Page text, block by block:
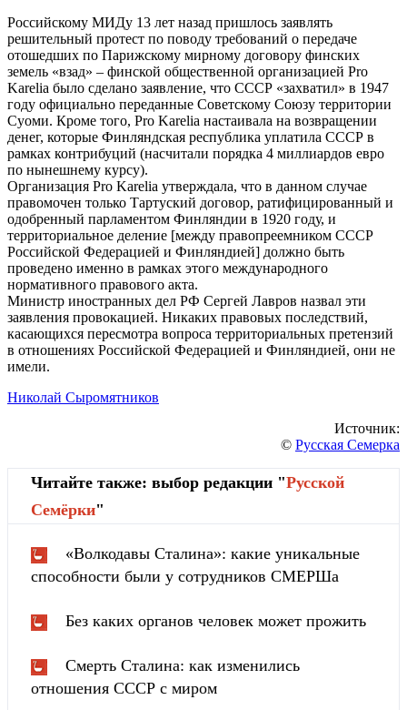
Российскому МИДу 13 лет назад пришлось заявлять
решительный протест по поводу требований о передаче
отошедших по Парижскому мирному договору финских
земель «взад» – финской общественной организацией Pro
Karelia было сделано заявление, что СССР «захватил» в 1947
году официально переданные Советскому Союзу территории
Суоми. Кроме того, Pro Karelia настаивала на возвращении
денег, которые Финляндская республика уплатила СССР в
рамках контрибуций (насчитали порядка 4 миллиардов евро
по нынешнему курсу).
Организация Pro Karelia утверждала, что в данном случае
правомочен только Тартуский договор, ратифицированный и
одобренный парламентом Финляндии в 1920 году, и
территориальное деление [между правопреемником СССР
Российской Федерацией и Финляндией] должно быть
проведено именно в рамках этого международного
нормативного правового акта.
Министр иностранных дел РФ Сергей Лавров назвал эти
заявления провокацией. Никаких правовых последствий,
касающихся пересмотра вопроса территориальных претензий
в отношениях Российской Федерацией и Финляндией, они не
имели.
Николай Сыромятников
Источник:
© Русская Семерка
Читайте также: выбор редакции "Русской
Cемёрки"
«Волкодавы Сталина»: какие уникальные
способности были у сотрудников СМЕРШа
Без каких органов человек может прожить
Смерть Сталина: как изменились
отношения СССР с миром